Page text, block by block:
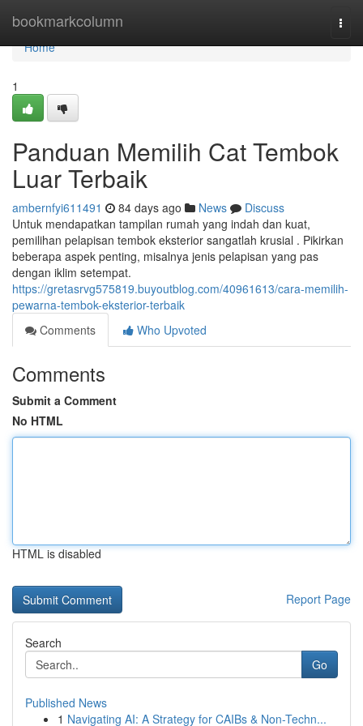
bookmarkcolumn
Home
Home
1
Panduan Memilih Cat Tembok
Luar Terbaik
ambernfyi611491 84 days ago News
Discuss
Untuk mendapatkan tampilan rumah yang indah dan kuat,
pemilihan pelapisan tembok eksterior sangatlah krusial . Pikirkan
beberapa aspek penting, misalnya jenis pelapisan yang pas
dengan iklim setempat.
https://gretasrvg575819.buyoutblog.com/40961613/cara-memilih-
pewarna-tembok-eksterior-terbaik
Comments
Who Upvoted
Comments
Submit a Comment
No HTML
HTML is disabled
Report Page
Search
Go
Published News
1 Navigating AI: A Strategy for CAIBs & Non-Techn...